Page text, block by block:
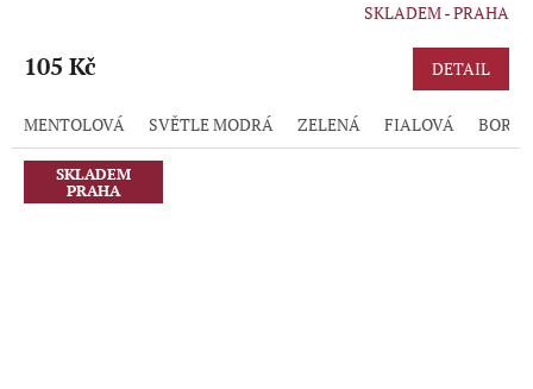
produktu
z
5
hvězdiček.
SKLADEM - PRAHA
105 Kč DETAIL
MENTOLOVÁ SVĚTLE MODRÁ ZELENÁ FIALOVÁ
SKLADEM
PRAHA